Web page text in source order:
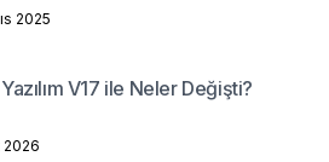
2025
V17 ile Neler Değişti?
2026